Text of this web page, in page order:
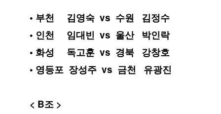
• 부천     김영숙  vs  수원   김정수
• 인천     임대빈  vs  울산   박인락
• 화성     독고훈  vs  경북   강창호
• 영등포  장성주  vs  금천   유광진
< B조 >